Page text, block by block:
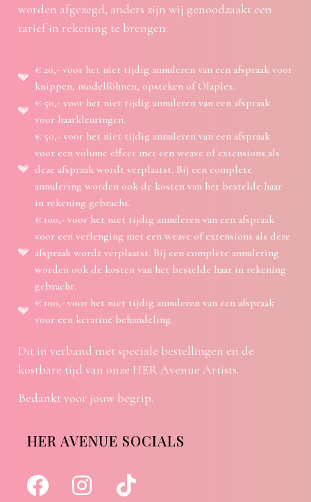
worden afgezegd, anders zijn wij genoodzaakt een
tarief in rekening te brengen:
€ 20,- voor het niet tijdig annuleren van een afspraak voor
knippen, modelföhnen, opsteken of Olaplex.
€ 50,- voor het niet tijdig annuleren van een afspraak
voor haarkleuringen.
€ 50,- voor het niet tijdig annuleren van een afspraak
voor een volume effect met een weave of extensions als
deze afspraak wordt verplaatst. Bij een complete
annulering worden ook de kosten van het bestelde haar
in rekening gebracht.
€ 100,- voor het niet tijdig annuleren van een afspraak
voor een verlenging met een weave of extensions als deze
afspraak wordt verplaatst. Bij een complete annulering
worden ook de kosten van het bestelde haar in rekening
gebracht.
€ 100,- voor het niet tijdig annuleren van een afspraak
voor een keratine behandeling.
Dit in verband met speciale bestellingen en de
kostbare tijd van onze HER Avenue Artists.
Bedankt voor jouw begrip.
HER AVENUE SOCIALS